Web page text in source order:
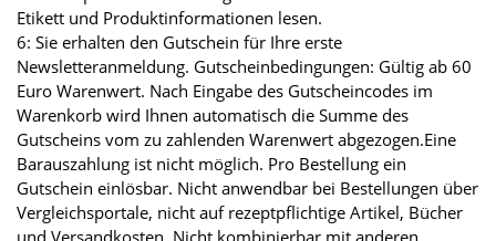
Etikett und Produktinformationen lesen.
6: Sie erhalten den Gutschein für Ihre erste
Newsletteranmeldung. Gutscheinbedingungen: Gültig ab 60
Euro Warenwert. Nach Eingabe des Gutscheincodes im
Warenkorb wird Ihnen automatisch die Summe des
Gutscheins vom zu zahlenden Warenwert abgezogen.Eine
Barauszahlung ist nicht möglich. Pro Bestellung ein
Gutschein einlösbar. Nicht anwendbar bei Bestellungen über
Vergleichsportale, nicht auf rezeptpflichtige Artikel, Bücher